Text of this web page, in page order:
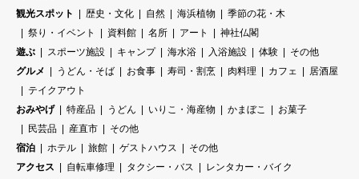
観光スポット
歴史・文化 自然 海浜植物
季節の花・木
祭り・イベント
資料館 名所 アート
神社仏閣
遊ぶ
スポーツ施設 キャンプ 海水浴 入浴施設 体験
その他
グルメ
うどん・そば お食事 寿司・割烹 肉料理 カフェ
居酒屋
テイクアウト
おみやげ
特産品 うどん いりこ・海産物 かまぼこ
お菓子
民芸品
産直市
その他
宿泊
ホテル 旅館 ゲストハウス
その他
アクセス
自転車修理 タクシー・バス
レンタカー・バイク